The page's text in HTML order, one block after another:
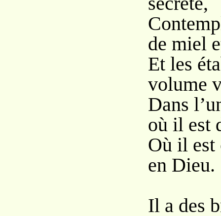
de miel
Et les
volume
Dans
où il est
Où il
en Dieu.
Il a des